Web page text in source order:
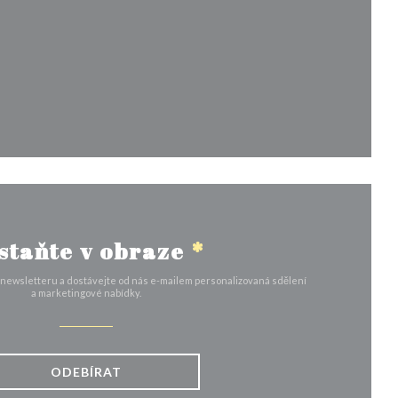
v obraze *
a dostávejte od nás e-mailem personalizovaná sdělení
a marketingové nabídky.
ODEBÍRAT